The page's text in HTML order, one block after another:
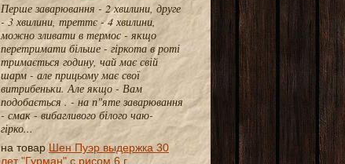
Перше заварювання - 2 хвилини, друге
- 3 хвилини, треттє - 4 хвилини,
можно зливати в термос - якщо
перетримати більше - гіркота в роті
тримається годину, чай має свій
шарм - але прицьому має свої
витрибеньки. Але якщо - Вам
подобається . - на п"яте заварювання
- смак - вибагливого білого чаю-
гірко...
на товар Шен Пуэр выдержка 30
лет "Гурман" с рисом 6 г